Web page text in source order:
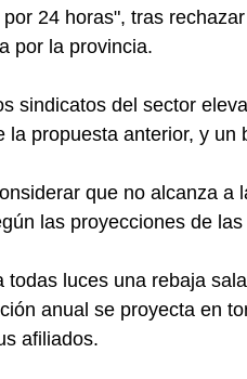
24 horas", tras
por la provincia.
sindicatos del sector
propuesta anterior, y un
que no alcanza a
las proyecciones de
luces una rebaja
anual se proyecta en
afiliados.